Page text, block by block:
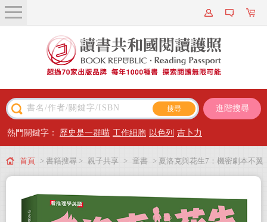
關於我們
近期新書
主題閱讀
出版專區
會員專屬
會員儲值方案
進階搜尋
熱門關鍵字： 歷史是一群喵 工作細胞 以色列 吉卜力
首頁 > 書籍搜尋 > 親子共享 > 童書 > 夏洛克與花生7：機密劇本不翼